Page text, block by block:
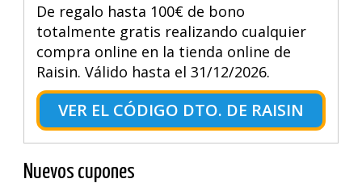
De regalo hasta 100€ de bono
totalmente gratis realizando cualquier
compra online en la tienda online de
Raisin. Válido hasta el 31/12/2026.
VER EL CÓDIGO DTO. DE RAISIN
Nuevos cupones